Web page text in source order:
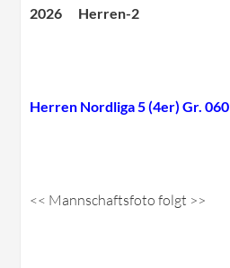
2026 Herren-2
Herren Nordliga 5 (4er) Gr. 060
<< Mannschaftsfoto folgt >>